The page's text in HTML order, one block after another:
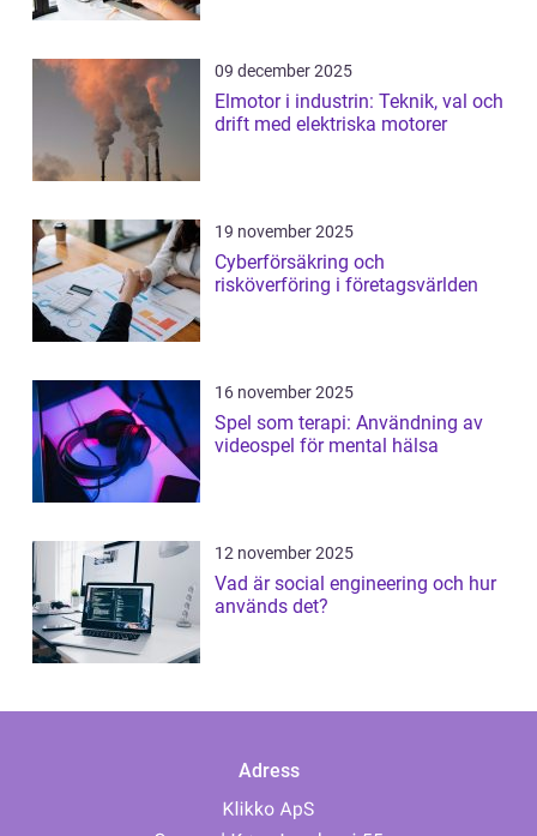
09 december 2025
Elmotor i industrin: Teknik, val och
drift med elektriska motorer
19 november 2025
Cyberförsäkring och
risköverföring i företagsvärlden
16 november 2025
Spel som terapi: Användning av
videospel för mental hälsa
12 november 2025
Vad är social engineering och hur
används det?
Adress